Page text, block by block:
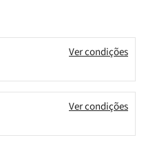
Ver condições
Ver condições